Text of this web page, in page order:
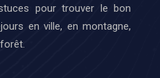
pour trouver le bon
en ville, en montagne,